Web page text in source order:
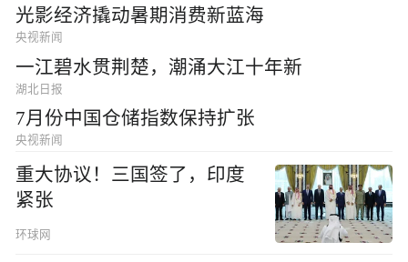
光影经济撬动暑期消费新蓝海
央视新闻
一江碧水贯荆楚，潮涌大江十年新
湖北日报
7月份中国仓储指数保持扩张
央视新闻
重大协议！三国签了，印度
紧张
环球网